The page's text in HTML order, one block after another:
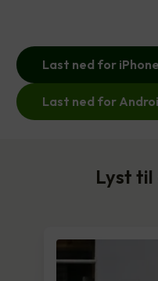
Last ned for iPhone
Last ned for
Lyst til